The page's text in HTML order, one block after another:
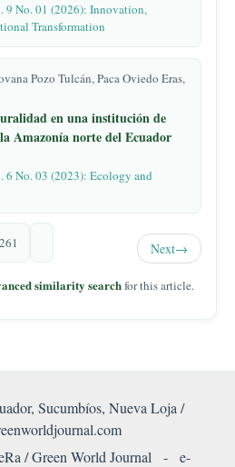
9 No. 01 (2026): Innovation,
Transformation
Pozo Tulcán, Paca Oviedo Eras,
en una institución de
Amazonía norte del Ecuador
6 No. 03 (2023): Ecology and
Next→
similarity searchfor this article.
Sucumbíos, Nueva Loja /
/ Green World Journal - e-